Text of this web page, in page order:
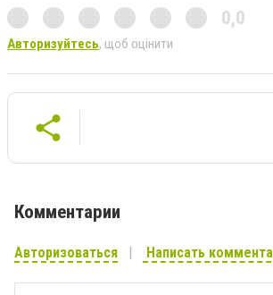
0,0
Авторизуйтесь, щоб оцінити
Комментарии
Авторизоваться Написать